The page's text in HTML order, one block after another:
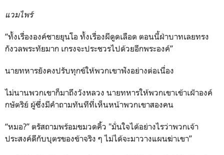
แวมไพร์
“ทั้งเรื่ององค์ชายยุนโอ ทั้งเรื่องผีดูดเลือด ตอนนี้ฝ่าบาทเลยทรง
กังวลพระทัยมาก เกรงจะประชวรไปด้วยอีกพระองค์”
นายทหารยังคงปรับทุกข์ให้พวกเขาฟังอย่างต่อเนื่อง
ไม่นานพวกเขาก็มาถึงวังหลวง นายทหารให้พวกเขาเข้าเฝ้าองค์
กษัตริย์ ผู้ซึ่งมีคำถามทันทีที่เห็นหน้าพวกเขาสองคน
“หมอ?” ตรัสถามพร้อมขมวดคิ้ว "มั่นใจได้อย่างไรว่าพวกเจ้า
ประสงค์ดีกับบุตรของข้าจริง ๆ ไม่ได้จะมาวางแผนฆ่าเขา”